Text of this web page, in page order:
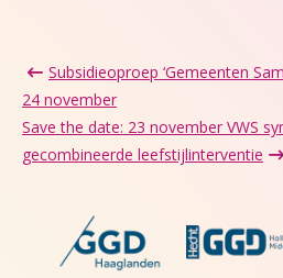
Subsidieoproep ‘Gemeenten
24 november
Save the date: 23 november VWS
gecombineerde leefstijlinterventie